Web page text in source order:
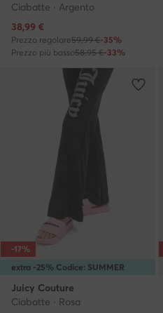
Ciabatte · Argento
Prezzo attuale
38,99 €
Prezzo regolare59,99 €-35%
Prezzo più basso58,95 €-33%
extra -25% Codice: SUMMER
-17%
Juicy Couture
Ciabatte · Rosa